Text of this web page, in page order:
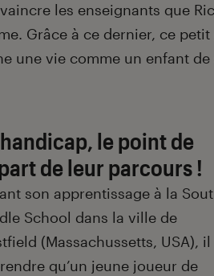
les enseignants que
Grâce à ce dernier, ce
une vie comme un enfant de
le point de
de leur parcours !
son apprentissage à la
School dans la ville de
(Massachussetts, USA), il
qu’un jeune joueur de